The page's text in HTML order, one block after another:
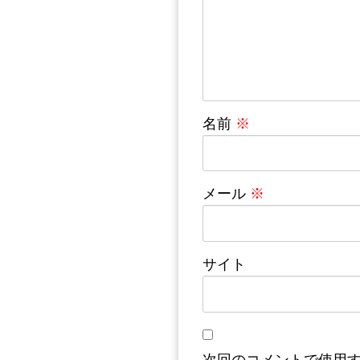
名前 ※
メール ※
サイト